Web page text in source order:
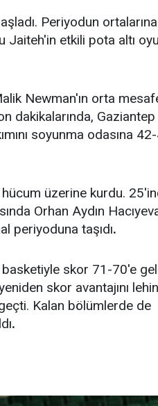
Periyodun
etkili pota altı
Newman'ın orta
dakikalarında, Gaziantep
soyunma odasına
hücum üzerine kurdu.
Orhan Aydın
periyoduna taşıdı.
skor 71-70'e
skor avantajını
Kalan bölümlerde de
.